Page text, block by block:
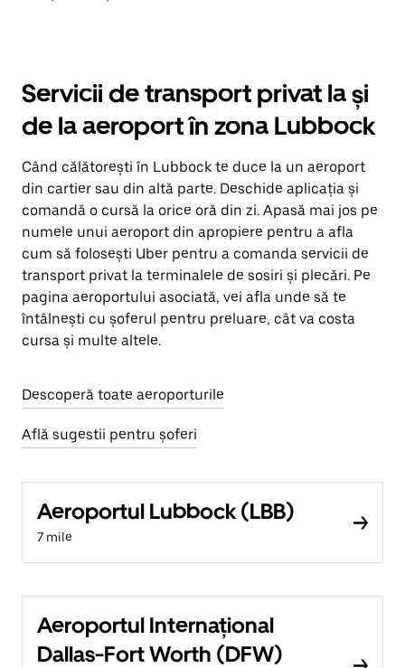
Servicii de transport privat la și
de la aeroport în zona Lubbock
Când călătorești în Lubbock te duce la un aeroport
din cartier sau din altă parte. Deschide aplicația și
comandă o cursă la orice oră din zi. Apasă mai jos pe
numele unui aeroport din apropiere pentru a afla
cum să folosești Uber pentru a comanda servicii de
transport privat la terminalele de sosiri și plecări. Pe
pagina aeroportului asociată, vei afla unde să te
întâlnești cu șoferul pentru preluare, cât va costa
cursa și multe altele.
Descoperă toate aeroporturile
Află sugestii pentru șoferi
Aeroportul Lubbock (LBB)
7 mile
Aeroportul Internațional
Dallas-Fort Worth (DFW)